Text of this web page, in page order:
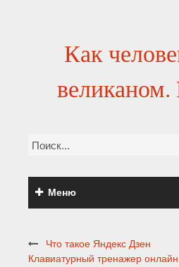
Как
великаном.
Меню
Что такое Яндекс Дзен
Клавиатурный тренажер